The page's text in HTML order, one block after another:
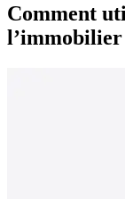
Comment
l’immobilier